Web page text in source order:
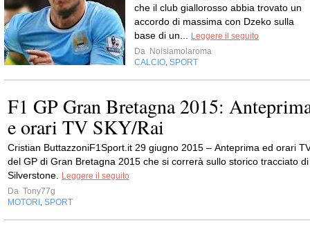
che il club giallorosso abbia trovato un
accordo di massima con Dzeko sulla
base di un...
Leggere il seguito
Da Noisiamolaroma
CALCIO SPORT
F1 GP Gran Bretagna 2015:
e orari TV SKY/Rai
Cristian ButtazzoniF1Sport.it 29 giugno 2015 – Anteprima ed orari
del GP di Gran Bretagna 2015 che si correrà sullo storico tracciato di
Silverstone.
Leggere il seguito
Da Tony77g
MOTORI
SPORT